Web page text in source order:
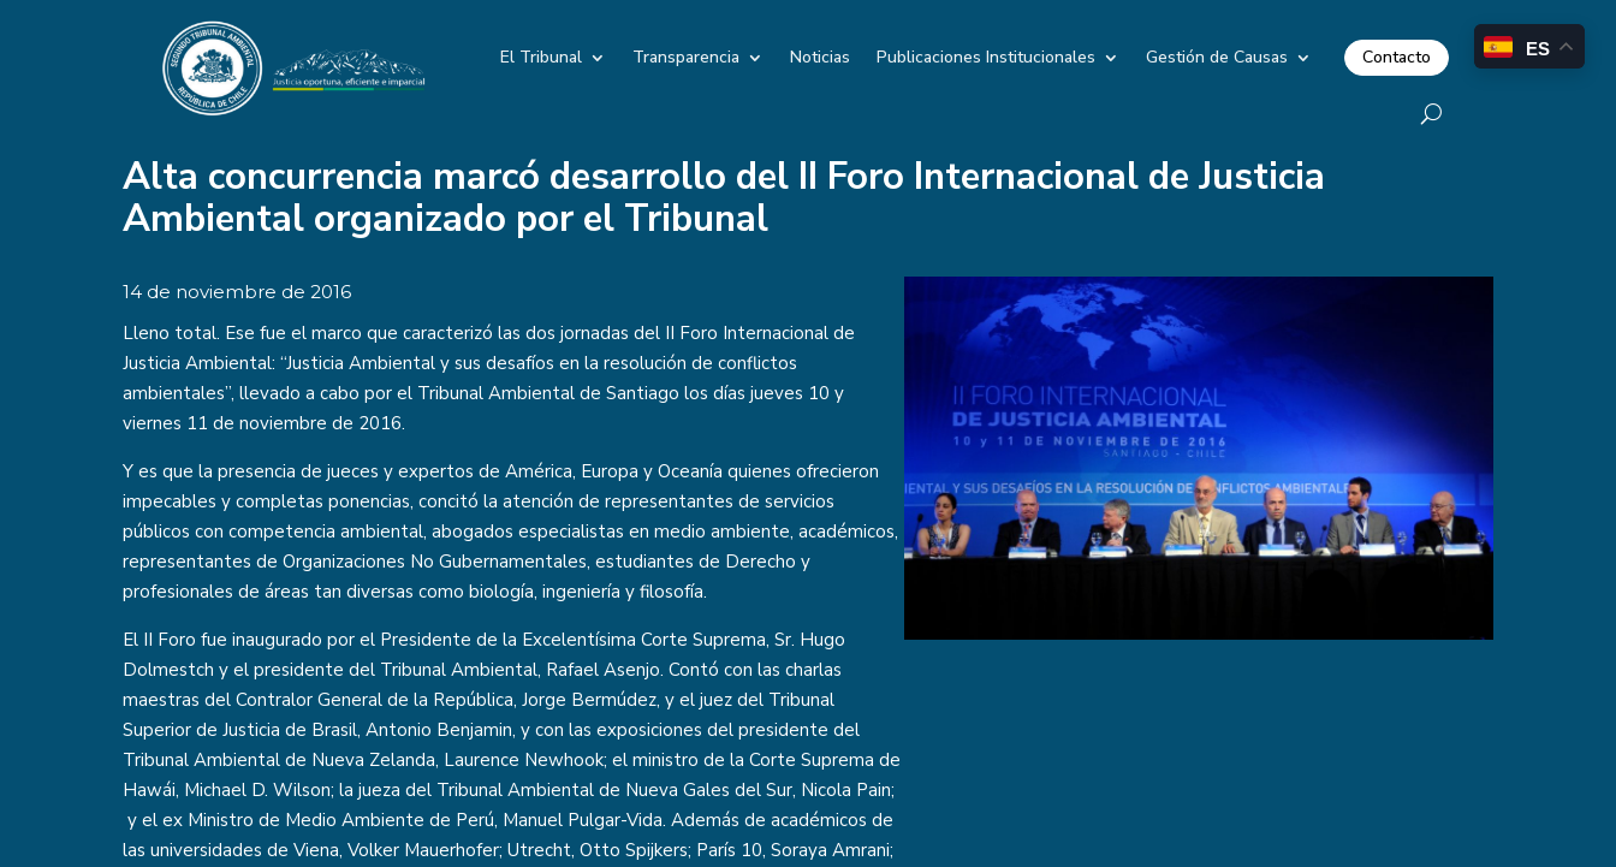
El Tribunal Transparencia Noticias Publicaciones Institucionales Gestión de Causas Contacto
Alta concurrencia marcó desarrollo del II Foro Internacional de Justicia
Ambiental organizado por el Tribunal
14 de noviembre de 2016
Lleno total. Ese fue el marco que caracterizó las dos jornadas del II Foro Internacional de
Justicia Ambiental: “Justicia Ambiental y sus desafíos en la resolución de conflictos
ambientales”, llevado a cabo por el Tribunal Ambiental de Santiago los días jueves 10 y
viernes 11 de noviembre de 2016.
Y es que la presencia de jueces y expertos de América, Europa y Oceanía quienes ofrecieron
impecables y completas ponencias, concitó la atención de representantes de servicios
públicos con competencia ambiental, abogados especialistas en medio ambiente, académicos,
representantes de Organizaciones No Gubernamentales, estudiantes de Derecho y
profesionales de áreas tan diversas como biología, ingeniería y filosofía.
El II Foro fue inaugurado por el Presidente de la Excelentísima Corte Suprema, Sr. Hugo
Dolmestch y el presidente del Tribunal Ambiental, Rafael Asenjo. Contó con las charlas
maestras del Contralor General de la República, Jorge Bermúdez, y el juez del Tribunal
Superior de Justicia de Brasil, Antonio Benjamin, y con las exposiciones del presidente del
Tribunal Ambiental de Nueva Zelanda, Laurence Newhook; el ministro de la Corte Suprema de
Hawái, Michael D. Wilson; la jueza del Tribunal Ambiental de Nueva Gales del Sur, Nicola Pain;
y el ex Ministro de Medio Ambiente de Perú, Manuel Pulgar-Vida. Además de académicos de
las universidades de Viena, Volker Mauerhofer; Utrecht, Otto Spijkers; París 10, Soraya Amrani;
ES